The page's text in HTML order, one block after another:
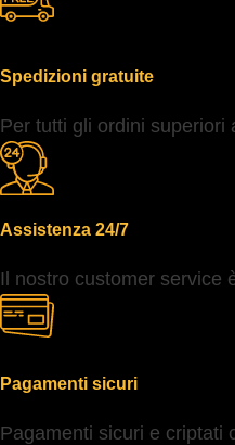
Spedizioni gratuite
Per tutti gli ordini superiori
Assistenza 24/7
Il nostro customer service
Pagamenti sicuri
Pagamenti sicuri e criptati